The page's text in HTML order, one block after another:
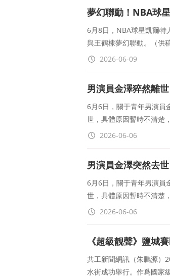
夢幻聯動！NBA球
6月8日，NBA球星凱爾特
與王鶴棣夢幻聯動。（供
2026-06-09
男演員金澤猝然離
6月6日，關于青年男演員
世，具體原因暫時不清楚
2026-06-06
男演員金澤突然去
6月6日，關于青年男演員
世，具體原因暫時不清楚
2026-06-06
《超級靓聲》鹽城
共工新聞網訊（朱鵬源）
水街成功舉行。作爲國家